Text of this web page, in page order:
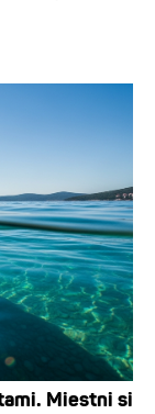
Miestni si